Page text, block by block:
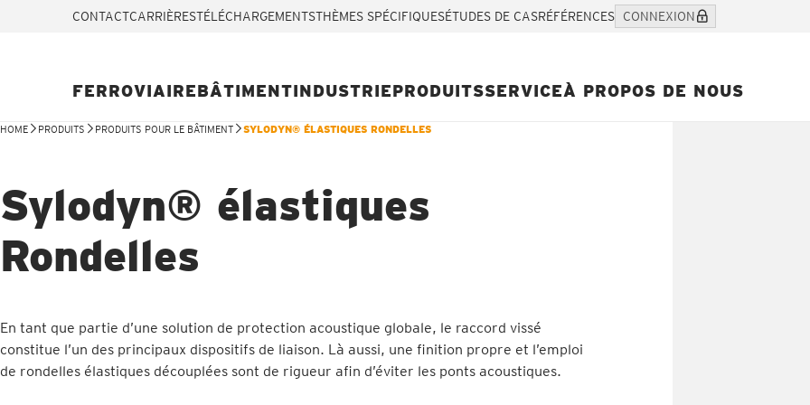
CONTACTCARRIÈRESTÉLÉCHARGEMENTSTHÈMES SPÉCIFIQUESÉTUDES DE CASRÉFÉRENCES CONNEXION
FERROVIAIREBÂTIMENTINDUSTRIEPRODUITSSERVICEÀ PROPOS DE NOUS
HOME PRODUITS PRODUITS POUR LE BÂTIMENT SYLODYN® ÉLASTIQUES RONDELLES
Sylodyn® élastiques
Rondelles
En tant que partie d’une solution de protection acoustique globale, le raccord vissé
constitue l’un des principaux dispositifs de liaison. Là aussi, une finition propre et l’emploi
de rondelles élastiques découplées sont de rigueur afin d’éviter les ponts acoustiques.